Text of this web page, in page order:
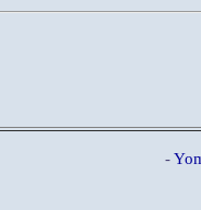
-